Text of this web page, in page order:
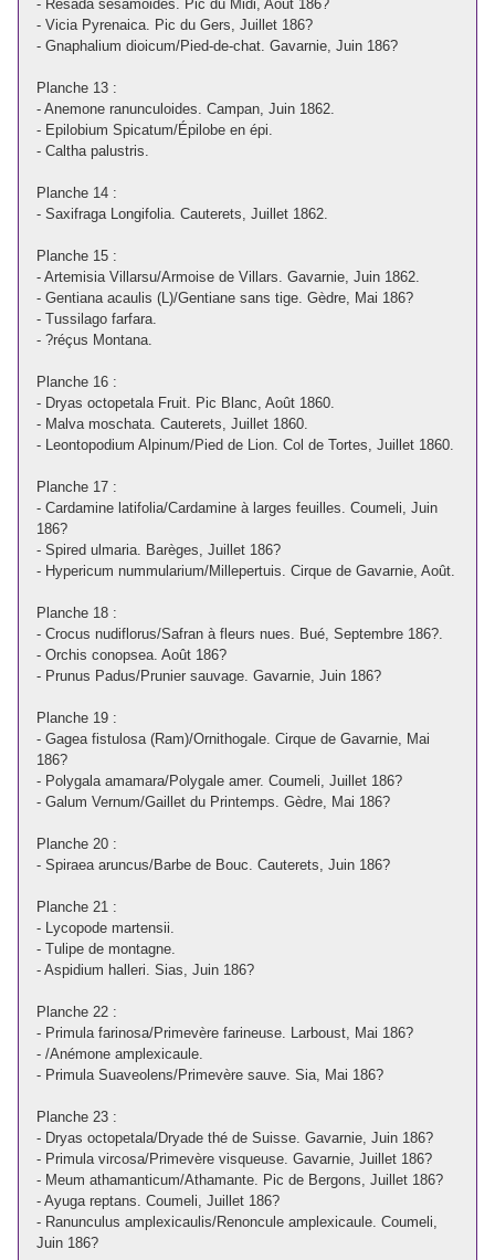
- Resada sesamoides. Pic du Midi, Août 186?
- Vicia Pyrenaica. Pic du Gers, Juillet 186?
- Gnaphalium dioicum/Pied-de-chat. Gavarnie, Juin 186?
Planche 13 :
- Anemone ranunculoides. Campan, Juin 1862.
- Epilobium Spicatum/Épilobe en épi.
- Caltha palustris.
Planche 14 :
- Saxifraga Longifolia. Cauterets, Juillet 1862.
Planche 15 :
- Artemisia Villarsu/Armoise de Villars. Gavarnie, Juin 1862.
- Gentiana acaulis (L)/Gentiane sans tige. Gèdre, Mai 186?
- Tussilago farfara.
- ?réçus Montana.
Planche 16 :
- Dryas octopetala Fruit. Pic Blanc, Août 1860.
- Malva moschata. Cauterets, Juillet 1860.
- Leontopodium Alpinum/Pied de Lion. Col de Tortes, Juillet 1860.
Planche 17 :
- Cardamine latifolia/Cardamine à larges feuilles. Coumeli, Juin
186?
- Spired ulmaria. Barèges, Juillet 186?
- Hypericum nummularium/Millepertuis. Cirque de Gavarnie, Août.
Planche 18 :
- Crocus nudiflorus/Safran à fleurs nues. Bué, Septembre 186?.
- Orchis conopsea. Août 186?
- Prunus Padus/Prunier sauvage. Gavarnie, Juin 186?
Planche 19 :
- Gagea fistulosa (Ram)/Ornithogale. Cirque de Gavarnie, Mai
186?
- Polygala amamara/Polygale amer. Coumeli, Juillet 186?
- Galum Vernum/Gaillet du Printemps. Gèdre, Mai 186?
Planche 20 :
- Spiraea aruncus/Barbe de Bouc. Cauterets, Juin 186?
Planche 21 :
- Lycopode martensii.
- Tulipe de montagne.
- Aspidium halleri. Sias, Juin 186?
Planche 22 :
- Primula farinosa/Primevère farineuse. Larboust, Mai 186?
- /Anémone amplexicaule.
- Primula Suaveolens/Primevère sauve. Sia, Mai 186?
Planche 23 :
- Dryas octopetala/Dryade thé de Suisse. Gavarnie, Juin 186?
- Primula vircosa/Primevère visqueuse. Gavarnie, Juillet 186?
- Meum athamanticum/Athamante. Pic de Bergons, Juillet 186?
- Ayuga reptans. Coumeli, Juillet 186?
- Ranunculus amplexicaulis/Renoncule amplexicaule. Coumeli,
Juin 186?